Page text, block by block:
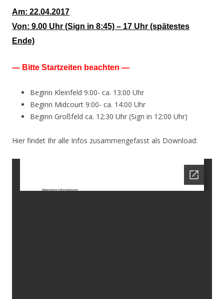
Am: 22.04.2017
Von: 9.00 Uhr (Sign in 8:45) – 17 Uhr (spätestes
Ende)
— Bitte Startzeiten beachten —
Beginn Kleinfeld 9:00- ca. 13:00 Uhr
Beginn Midcourt 9:00- ca. 14:00 Uhr
Beginn Großfeld ca. 12:30 Uhr (Sign in 12:00 Uhr)
Hier findet Ihr alle Infos zusammengefasst als Download: